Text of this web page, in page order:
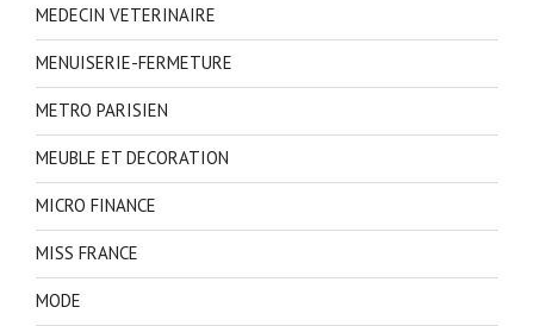
MEDECIN VETERINAIRE
MENUISERIE-FERMETURE
METRO PARISIEN
MEUBLE ET DECORATION
MICRO FINANCE
MISS FRANCE
MODE